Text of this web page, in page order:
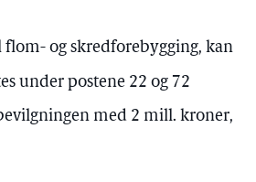
flom- og skredforebygging, kan
under postene 22 og 72
med 2 mill. kroner,